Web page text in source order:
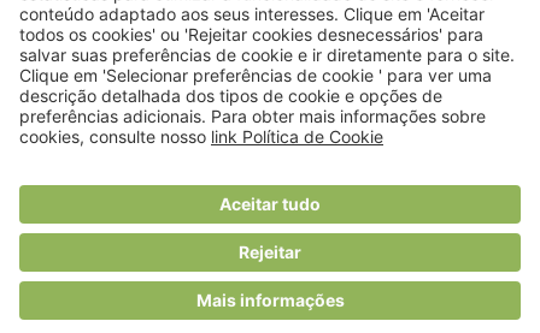
© 2018 Viver Saudável
O portal dos profissionais de nutrição
Created byRHP Consulting